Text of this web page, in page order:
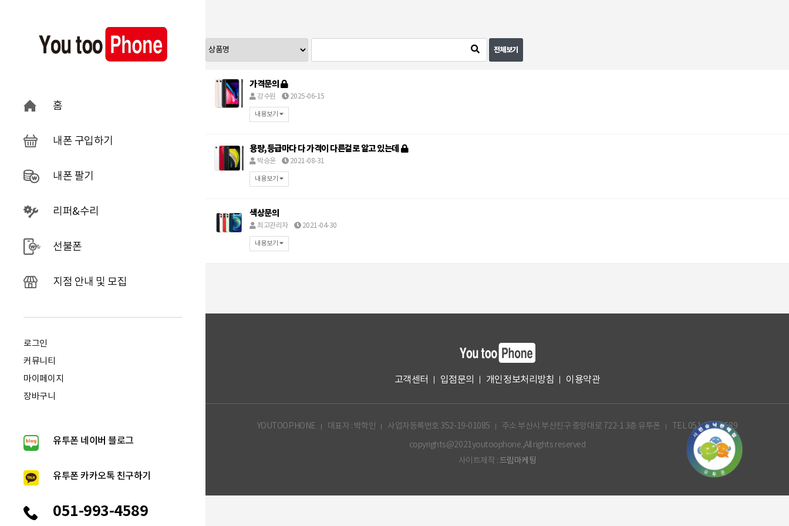
홈
내폰 구입하기
내폰 팔기
리퍼&수리
선불폰
지점 안내 및 모집
로그인
커뮤니티
마이페이지
장바구니
유투폰 네이버 블로그
유투폰 카카오톡 친구하기
051-993-4589
전체보기
가격문의
강수원 2025-06-15
내용보기
용량,등급마다 다 가격이 다른걸로 알고 있는데
박승윤 2021-08-31
내용보기
색상문의
최고관리자 2021-04-30
내용보기
고객센터 입점문의 개인정보처리방침 이용약관
YOUTOOPHONE 대표자 : 박학인 사업자등록번호 352-19-01085 주소 부산시 부산진구 중앙대로 722-1 3층 유투폰
TEL 051-993-4589
copyrights@2021youtoophone.,All rights reserved
사이트제작 : 드림마케팅